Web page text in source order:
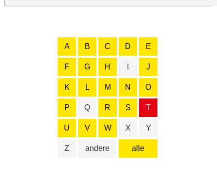
alle
A B C D E
F G H J
K L M N O
P Q R S T
U V W X Y
Z andere